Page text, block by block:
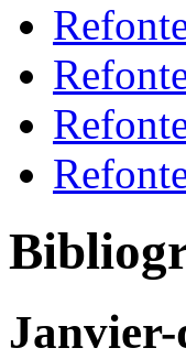
Janvier-